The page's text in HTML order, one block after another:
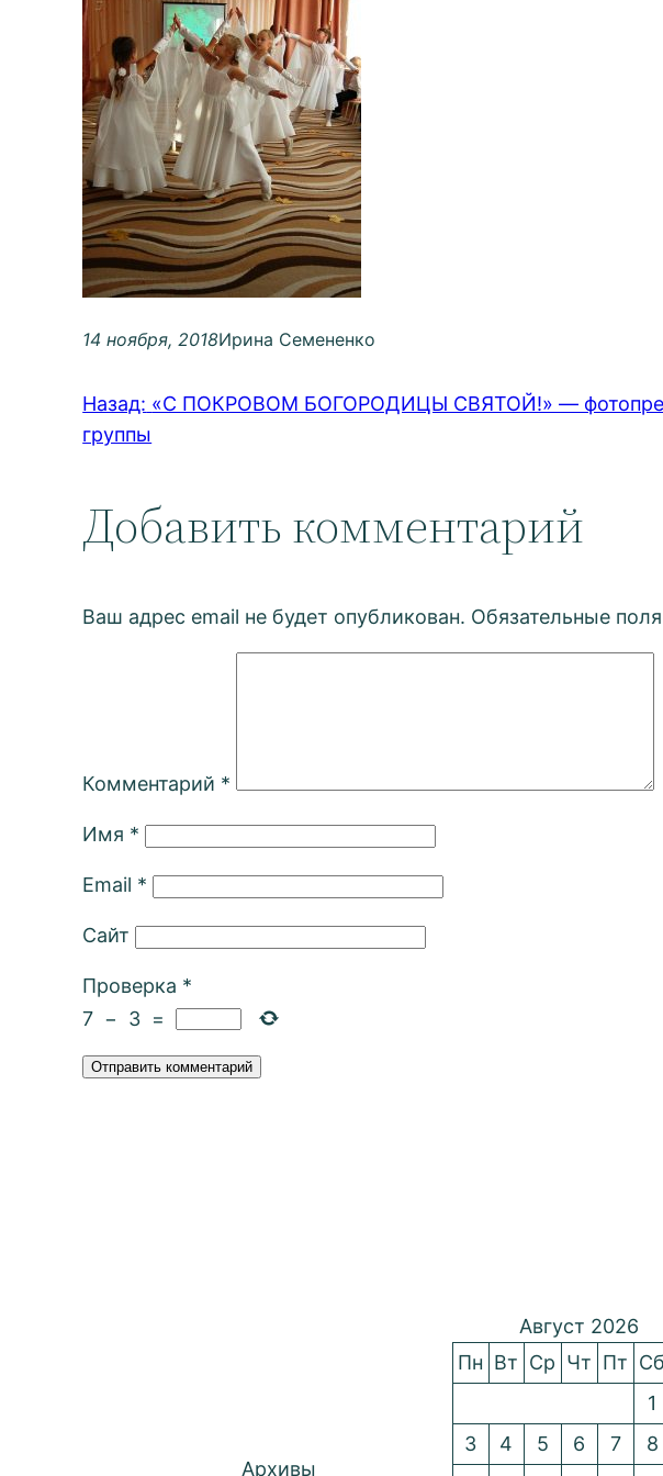
14 ноября, 2018Ирина Семененко
Назад: «С ПОКРОВОМ БОГОРОДИЦЫ СВЯТОЙ!» —
группы
Добавить комментарий
Ваш адрес email не будет опубликован. Обязательные
Комментарий *
Имя *
Email *
Сайт
Проверка *
7 − 3 =
Архивы
Август 2026
Пн Вт Ср Чт Пт Сб
1
3
4 5 6 7 8